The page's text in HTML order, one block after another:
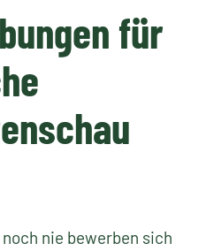
für
nie bewerben sich